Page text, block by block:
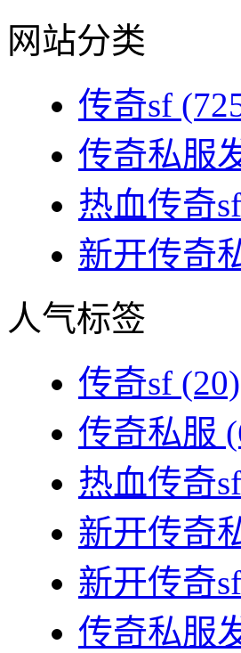
网站分类
传奇sf
传奇私服
热血传奇sf
新开传奇
人气标签
传奇sf (20)
传奇私服
热血传奇sf
新开传奇
新开传奇sf
传奇私服